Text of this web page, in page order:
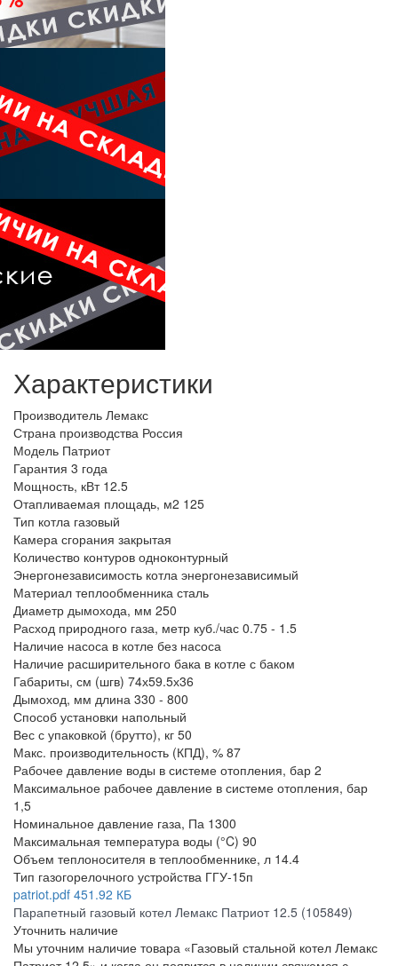
Характеристики
Производитель Лемакс
Страна производства Россия
Модель Патриот
Гарантия 3 года
Мощность, кВт 12.5
Отапливаемая площадь, м2 125
Тип котла газовый
Камера сгорания закрытая
Количество контуров одноконтурный
Энергонезависимость котла энергонезависимый
Материал теплообменника сталь
Диаметр дымохода, мм 250
Расход природного газа, метр куб./час 0.75 - 1.5
Наличие насоса в котле без насоса
Наличие расширительного бака в котле с баком
Габариты, см (шгв) 74х59.5х36
Дымоход, мм длина 330 - 800
Способ установки напольный
Вес с упаковкой (брутто), кг 50
Макс. производительность (КПД), % 87
Рабочее давление воды в системе отопления, бар 2
Максимальное рабочее давление в системе отопления, бар
1,5
Номинальное давление газа, Па 1300
Максимальная температура воды (°C) 90
Объем теплоносителя в теплообменнике, л 14.4
Тип газогорелочного устройства ГГУ-15п
patriot.pdf 451.92 КБ
Парапетный газовый котел Лемакс Патриот 12.5 (105849)
Уточнить наличие
Мы уточним наличие товара «Газовый стальной котел Лемакс